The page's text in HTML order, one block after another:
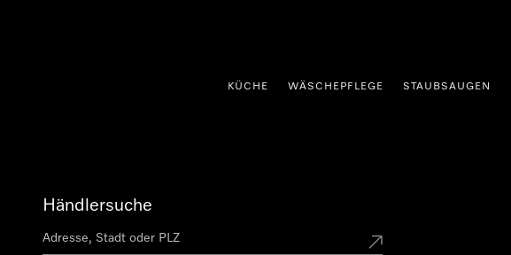
KÜCHE WÄSCHEPFLEGE STAUBSAUGEN
Händlersuche